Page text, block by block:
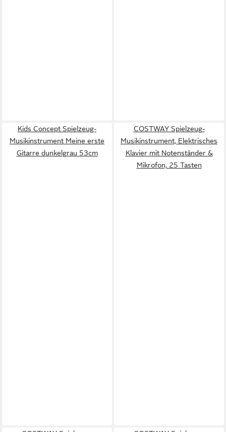
Kids Concept Spielzeug-
Musikinstrument Meine erste
Gitarre dunkelgrau 53cm
COSTWAY Spielzeug-
Musikinstrument, Elektrisches
Klavier mit Notenständer &
Mikrofon, 25 Tasten